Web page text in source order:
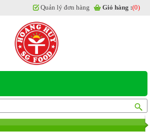
Quản lý đơn hàng Giỏ hàng :(0)